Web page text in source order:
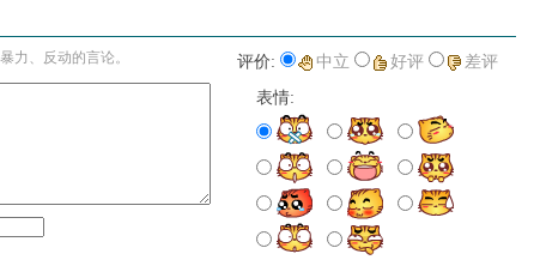
力、反动的言论。 评价: 中立 好评
差评
表情: